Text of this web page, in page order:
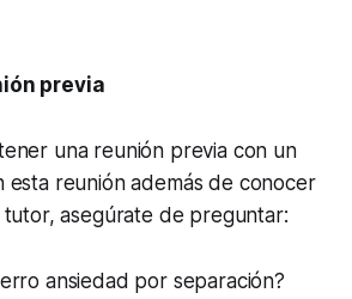
previa
una reunión previa con un
esta reunión además de conocer
tutor, asegúrate de preguntar:
ansiedad por separación?